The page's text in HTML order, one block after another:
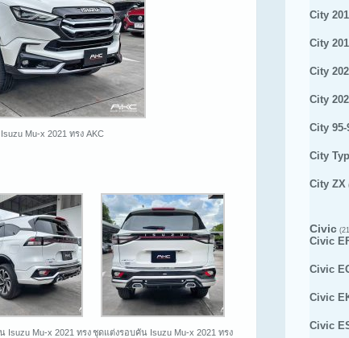
Mu-x 2021 ทรง AKC
Isuzu Mu-x 2021 ทรงชุดแต่งรอบคัน Isuzu Mu-x 2021 ทรง
City
City
City
City
City 95-
City
City ZX
Civic
Civic
Civic
Civic
Civic